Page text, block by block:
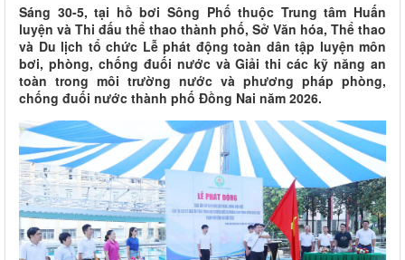
Sáng 30-5, tại hồ bơi Sông Phố thuộc Trung tâm Huấn
luyện và Thi đấu thể thao thành phố, Sở Văn hóa, Thể thao
và Du lịch tổ chức Lễ phát động toàn dân tập luyện môn
bơi, phòng, chống đuối nước và Giải thi các kỹ năng an
toàn trong môi trường nước và phương pháp phòng,
chống đuối nước thành phố Đồng Nai năm 2026.